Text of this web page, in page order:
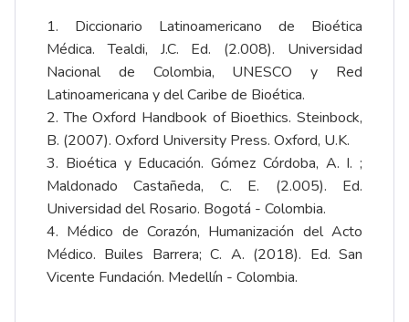
1. Diccionario Latinoamericano de Bioética
Médica. Tealdi, J.C. Ed. (2.008). Universidad
Nacional de Colombia, UNESCO y Red
Latinoamericana y del Caribe de Bioética.
2. The Oxford Handbook of Bioethics. Steinbock,
B. (2007). Oxford University Press. Oxford, U.K.
3. Bioética y Educación. Gómez Córdoba, A. I. ;
Maldonado Castañeda, C. E. (2.005). Ed.
Universidad del Rosario. Bogotá - Colombia.
4. Médico de Corazón, Humanización del Acto
Médico. Builes Barrera; C. A. (2018). Ed. San
Vicente Fundación. Medellín - Colombia.